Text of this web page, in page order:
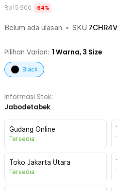
Belum ada ulasan • SKU
Rp15.900 64%
Pilihan Varian: 1 Warna, 3 Size
Black
Informasi Stok:
Jabodetabek
Gudang Online
Tersedia
Toko Jakarta Utara
Tersedia